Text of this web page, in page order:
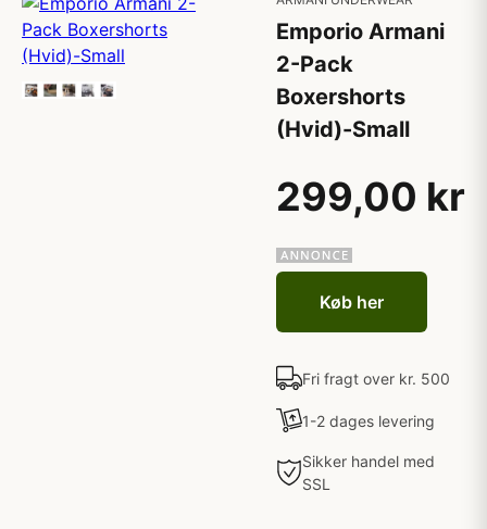
Emporio Armani
2-Pack
Boxershorts
(Hvid)-Small
299,00 kr
Køb her
Fri fragt over kr. 500
1-2 dages levering
Sikker handel med
SSL